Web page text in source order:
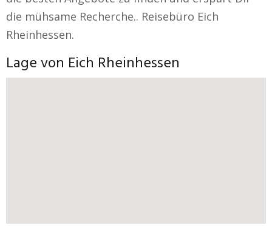
die mühsame Recherche.. Reisebüro Eich
Rheinhessen.
Lage von Eich Rheinhessen